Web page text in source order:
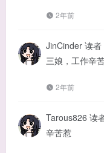
2年前
JinCinder 读者
三娘，工作辛
2年前
Tarous826 读
辛苦惹